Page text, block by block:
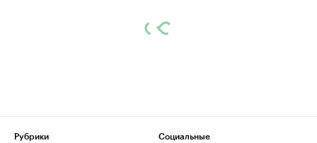
Рубрики
Социальные